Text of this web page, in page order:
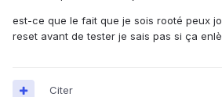
est-ce que le fait que je sois rooté peux
reset avant de tester je sais pas si ça
Citer